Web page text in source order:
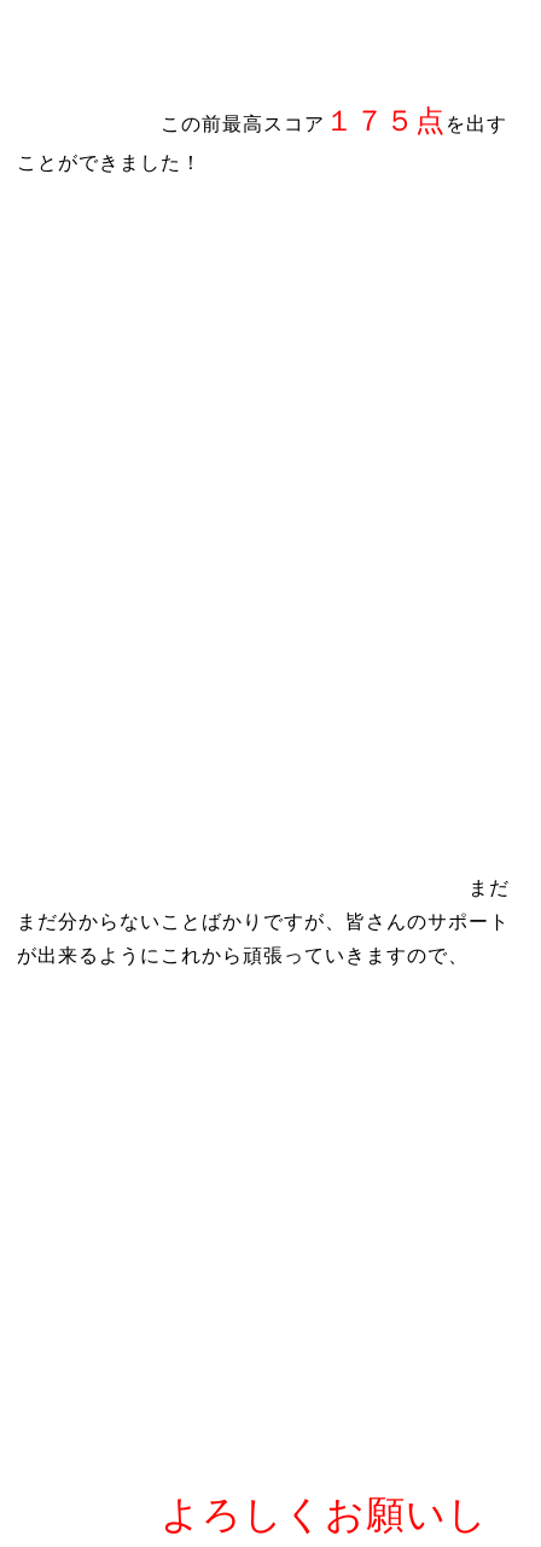
この前最高スコア １７５点 を出す
ことができました！
まだ
まだ分からないことばかりですが、皆さんのサポート
が出来るようにこれから頑張っていきますので、
よろしくお願いし